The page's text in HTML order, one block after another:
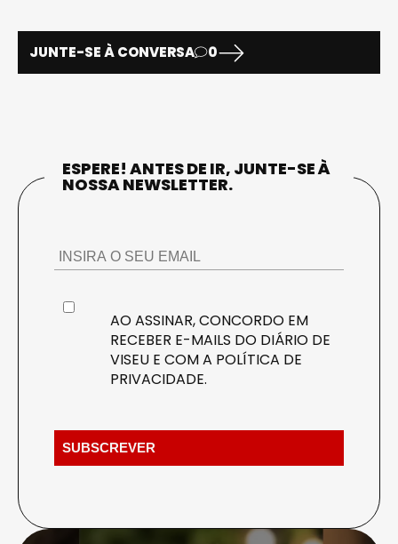
JUNTE-SE À CONVERSA 0
ESPERE! ANTES DE IR, JUNTE-SE À
NOSSA NEWSLETTER.
AO ASSINAR, CONCORDO EM
RECEBER E-MAILS DO DIÁRIO DE
VISEU E COM A POLÍTICA DE
PRIVACIDADE.